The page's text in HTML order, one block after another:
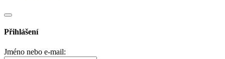
Přihlášení
Jméno nebo e-mail: